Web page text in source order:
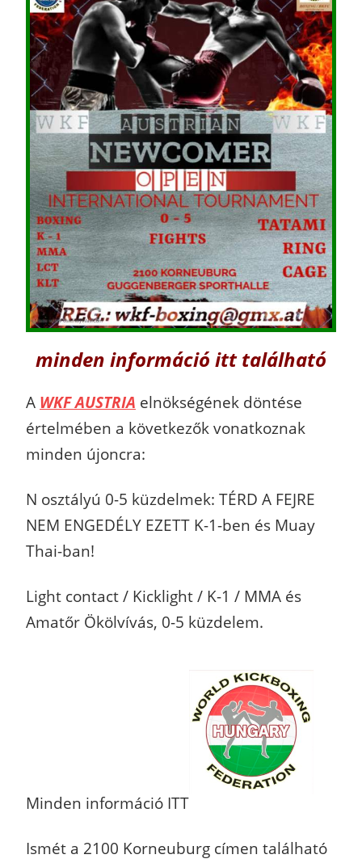
minden információ itt található
A WKF AUSTRIA elnökségének döntése
értelmében a következők vonatkoznak
minden újoncra:
N osztályú 0-5 küzdelmek: TÉRD A FEJRE
NEM ENGEDÉLY EZETT K-1-ben és Muay
Thai-ban!
Light contact / Kicklight / K-1 / MMA és
Amatőr Ökölvívás, 0-5 küzdelem.
Minden információ ITT
Ismét a 2100 Korneuburg címen található